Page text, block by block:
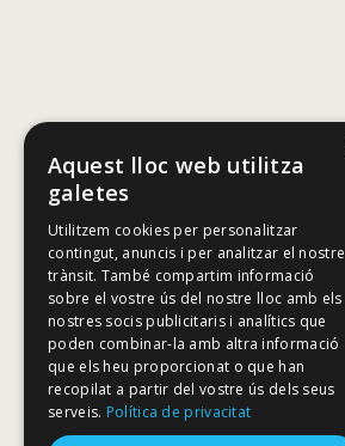
Aquest lloc web utilitza
galetes
Utilitzem cookies per personalitzar
contingut, anuncis i per analitzar el nostre
trànsit. També compartim informació
sobre el vostre ús del nostre lloc amb els
nostres socis publicitaris i analítics que
poden combinar-la amb altra informació
que els heu proporcionat o que han
recopilat a partir del vostre ús dels seus
serveis. Política de privacitat